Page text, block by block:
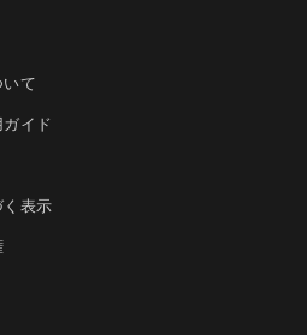
て
イド
表示